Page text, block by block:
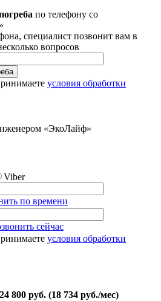
по телефону со
специалист позвонит вам в
вопросов
условия обработки
«ЭкоЛайф»
Viber
по времени
сейчас
условия обработки
800 руб. (18 734 руб./мес)